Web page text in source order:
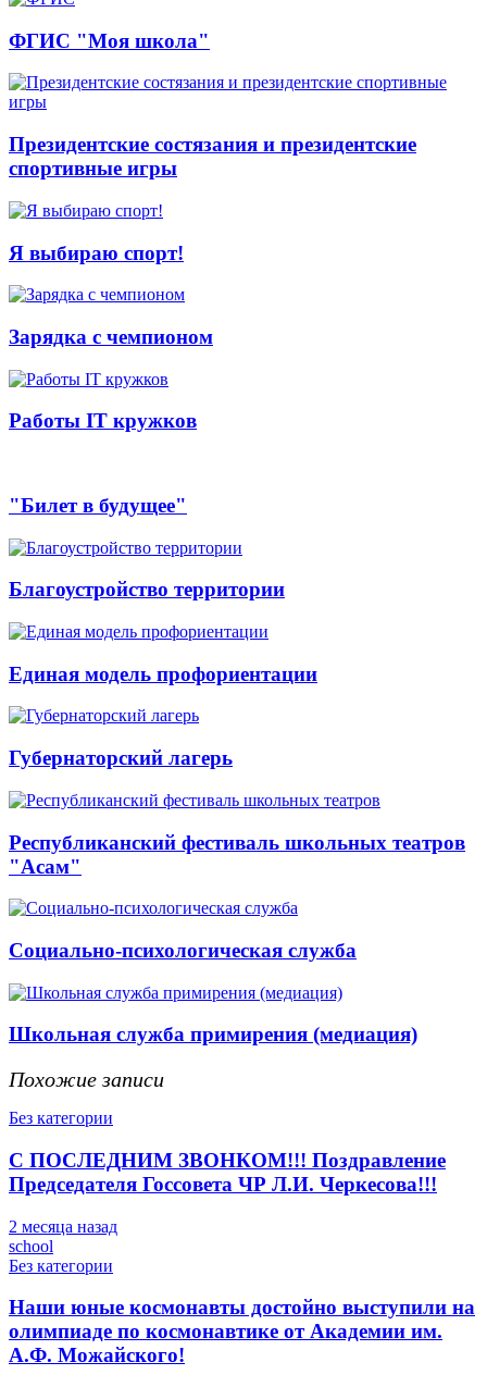
ФГИС "Моя школа"
Президентские состязания и президентские
спортивные игры
Я выбираю спорт!
Зарядка с чемпионом
Работы IT кружков
"Билет в будущее"
Благоустройство территории
Единая модель профориентации
Губернаторский лагерь
Республиканский фестиваль школьных театров
"Асам"
Социально-психологическая служба
Школьная служба примирения (медиация)
Похожие записи
Без категории
С ПОСЛЕДНИМ ЗВОНКОМ!!! Поздравление
Председателя Госсовета ЧР Л.И. Черкесова!!!
2 месяца назад
school
Без категории
Наши юные космонавты достойно выступили на
олимпиаде по космонавтике от Академии им.
А.Ф. Можайского!